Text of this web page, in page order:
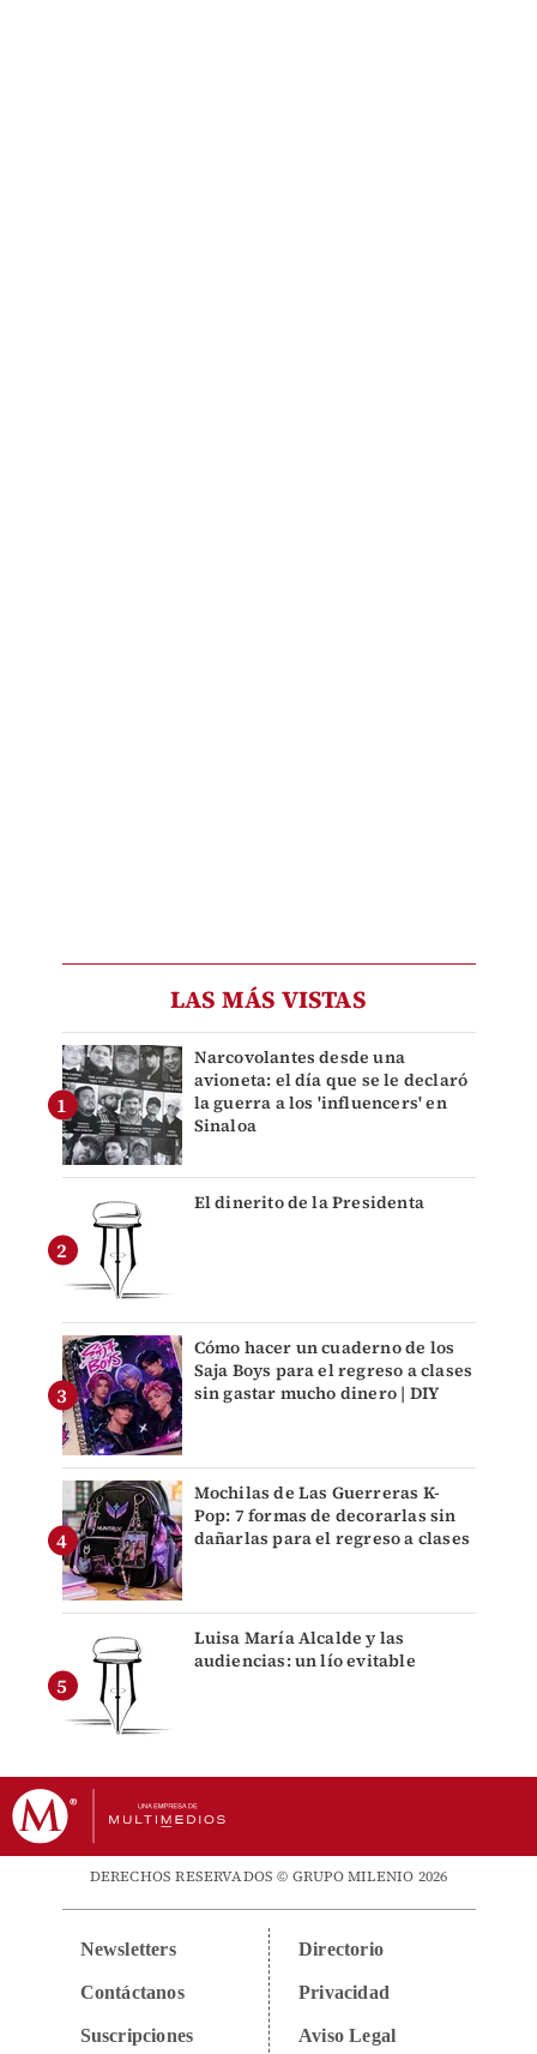
LAS MÁS VISTAS
Narcovolantes desde una
avioneta: el día que se le declaró
la guerra a los 'influencers' en
Sinaloa
El dinerito de la Presidenta
Cómo hacer un cuaderno de los
Saja Boys para el regreso a clases
sin gastar mucho dinero | DIY
Mochilas de Las Guerreras K-
Pop: 7 formas de decorarlas sin
dañarlas para el regreso a clases
Luisa María Alcalde y las
audiencias: un lío evitable
DERECHOS RESERVADOS © GRUPO MILENIO 2026
Newsletters
Contáctanos
Suscripciones
Directorio
Privacidad
Aviso Legal